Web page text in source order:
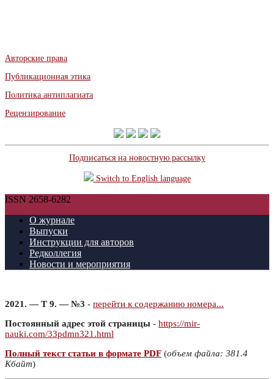
Авторские права
Публикационная этика
Политика антиплагиата
Рецензирование
Подписаться на новостную рассылку
Switch to English language
ISSN 2658-6282
О журнале
Выпуски
Инструкции для авторов
Редколлегия
Новости и мероприятия
2021. — Т 9. — №3 - перейти к содержанию номера...
Постоянный адрес этой страницы - https://mir-
nauki.com/33pdmn321.html
Полный текст статьи в формате PDF (объем файла: 381.4
Кбайт)